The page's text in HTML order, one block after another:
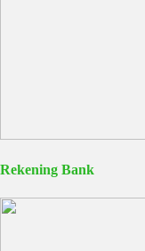
Rekening Bank